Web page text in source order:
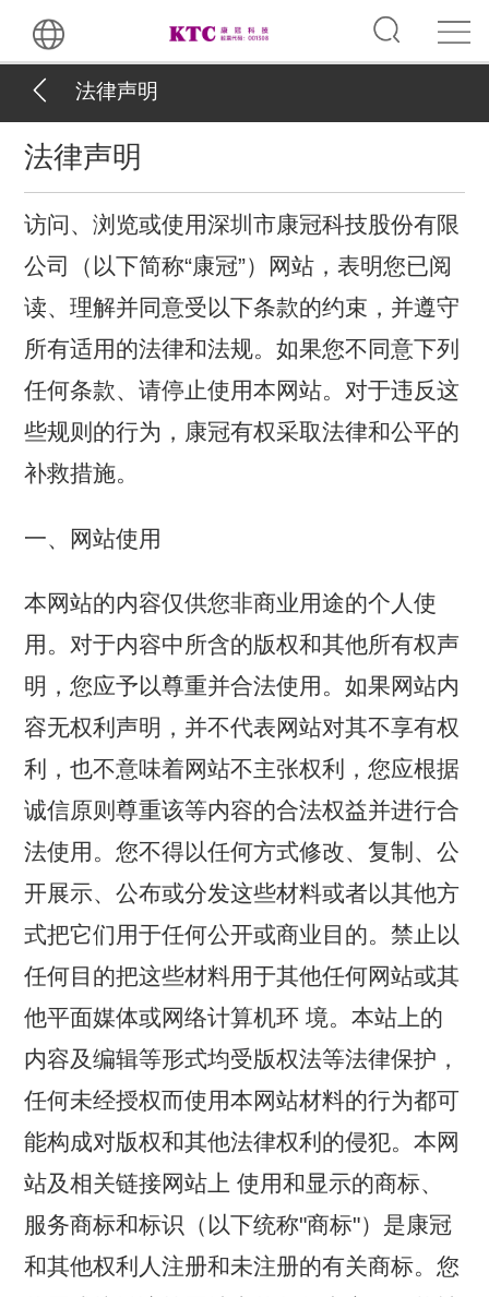
法律声明
法律声明
访问、浏览或使用深圳市康冠科技股份有限
公司（以下简称“康冠”）网站，表明您已阅
读、理解并同意受以下条款的约束，并遵守
所有适用的法律和法规。如果您不同意下列
任何条款、请停止使用本网站。对于违反这
些规则的行为，康冠有权采取法律和公平的
补救措施。
一、网站使用
本网站的内容仅供您非商业用途的个人使
用。对于内容中所含的版权和其他所有权声
明，您应予以尊重并合法使用。如果网站内
容无权利声明，并不代表网站对其不享有权
利，也不意味着网站不主张权利，您应根据
诚信原则尊重该等内容的合法权益并进行合
法使用。您不得以任何方式修改、复制、公
开展示、公布或分发这些材料或者以其他方
式把它们用于任何公开或商业目的。禁止以
任何目的把这些材料用于其他任何网站或其
他平面媒体或网络计算机环 境。本站上的
内容及编辑等形式均受版权法等法律保护，
任何未经授权而使用本网站材料的行为都可
能构成对版权和其他法律权利的侵犯。本网
站及相关链接网站上 使用和显示的商标、
服务商标和标识（以下统称"商标"）是康冠
和其他权利人注册和未注册的有关商标。您